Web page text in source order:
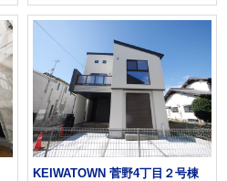
KEIWATOWN 菅野4丁目２号棟